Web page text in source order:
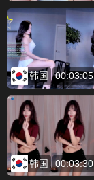
韩国 00:03:05
韩国 00:03:30